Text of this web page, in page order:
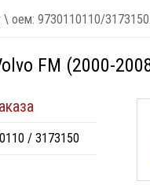
\ оем: 9730110110/3173150.
FM (2000-
/ 3173150